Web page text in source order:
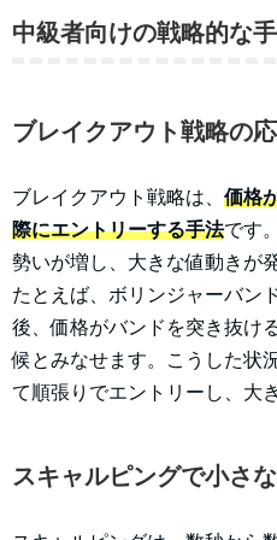
中級者向けの戦略的な
ブレイクアウト戦略の
ブレイクアウト戦略は、 価格
際にエントリーする手法です
勢いが増し、大きな値動きが
たとえば、ボリンジャーバン
後、価格がバンドを突き抜け
候とみなせます。こうした状
て順張りでエントリーし、大
スキャルピングで小さ